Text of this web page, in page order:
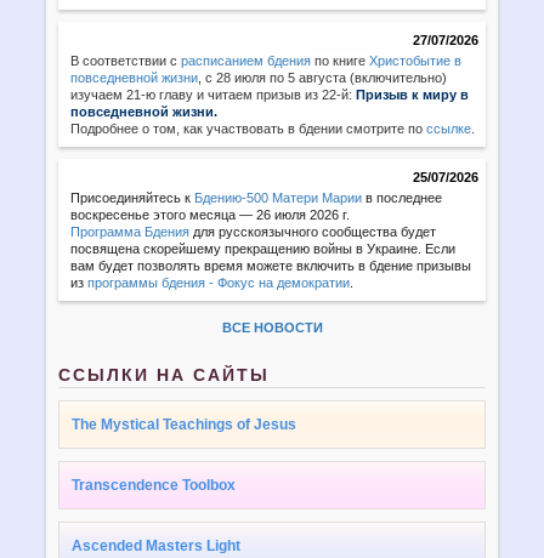
27/07/2026
В соответствии с расписанием бдения по книгеХристобытие в
повседневной жизни с 28 июля по 5 августа (включительно)
изучаем 21-ю главу и читаем призыв из 22-й:Призыв к миру в
повседневной жизни.
Подробнее о том, как участвовать в бдении смотрите поссылке
25/07/2026
Присоединяйтесь к Бдению-500 Матери Марии в последнее
воскресенье этого месяца — 26 июля 2026 г.
Программа Бдения для русскоязычного сообщества будет
посвящена скорейшему прекращению войны в Украине. Если
вам будет позволять время можете включить в бдение призывы
изпрограммы бдения - Фокус на демократии
ВСЕ НОВОСТИ
ССЫЛКИ НА САЙТЫ
The Mystical Teachings of Jesus
Transcendence Toolbox
Ascended Masters Light